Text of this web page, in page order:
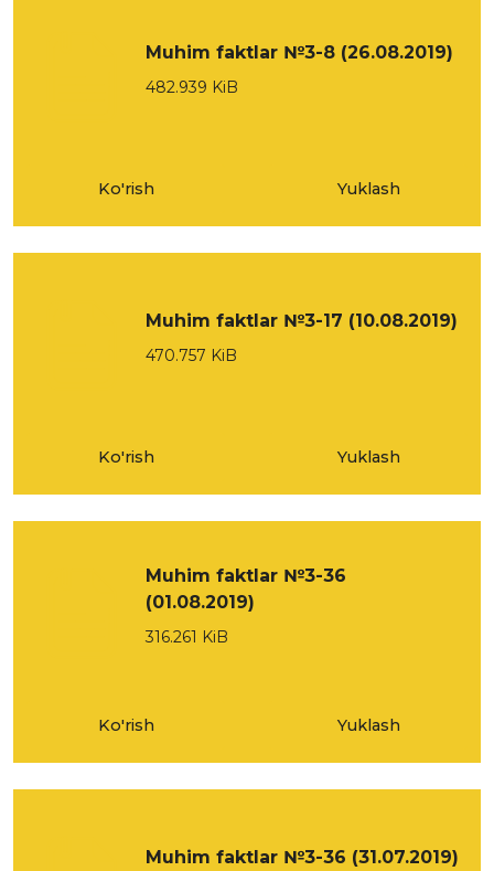
Muhim faktlar №3-8 (26.08.2019)
482.939 KiB
Ko'rish Yuklash
Muhim faktlar №3-17 (10.08.2019)
470.757 KiB
Ko'rish Yuklash
Muhim faktlar №3-36
(01.08.2019)
316.261 KiB
Ko'rish Yuklash
Muhim faktlar №3-36 (31.07.2019)